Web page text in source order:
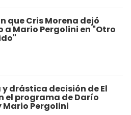
que Cris Morena dejó
Mario Pergolini en "Otro
y drástica decisión de El
el programa de Darío
Mario Pergolini